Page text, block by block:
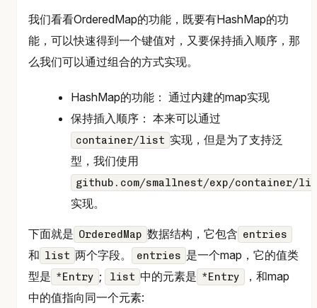
我们看看OrderedMap的功能，既要有HashMap的功
能，可以快速得到一个键值对，又要保持插入顺序，那
么我们可以通过组合的方式实现。
HashMap的功能： 通过内建的map实现
保持插入顺序： 本来可以通过
container/list 实现，但是为了支持泛
型，我们使用
github.com/smallnest/exp/container/
实现。
下面就是 OrderedMap 数据结构，它包含 entries
和 list 两个字段。 entries 是一个map，它的值类
型是 *Entry ; list 中的元素是 *Entry
，和map
中的值指向同一个元素: